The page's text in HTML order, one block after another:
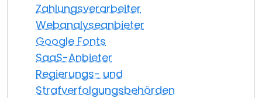
Zahlungsverarbeiter
Webanalyseanbieter
Google Fonts
SaaS-Anbieter
Regierungs- und
Strafverfolgungsbehörden